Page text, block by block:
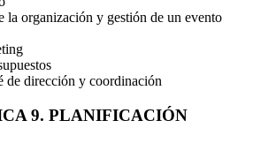
la organización y gestión de un evento
de dirección y coordinación
9. PLANIFICACIÓN